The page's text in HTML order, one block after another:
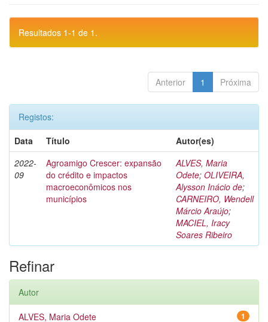
Resultados 1-1 de 1.
Anterior 1 Próxima
Registos:
Data
Título
Autor(es)
2022-
09
Agroamigo Crescer: expansão
do crédito e impactos
macroeconômicos nos
municípios
ALVES, Maria
Odete; OLIVEIRA,
Alysson Inácio de;
CARNEIRO, Wendell
Márcio Araújo;
MACIEL, Iracy
Soares Ribeiro
Refinar
Autor
1
ALVES, Maria Odete